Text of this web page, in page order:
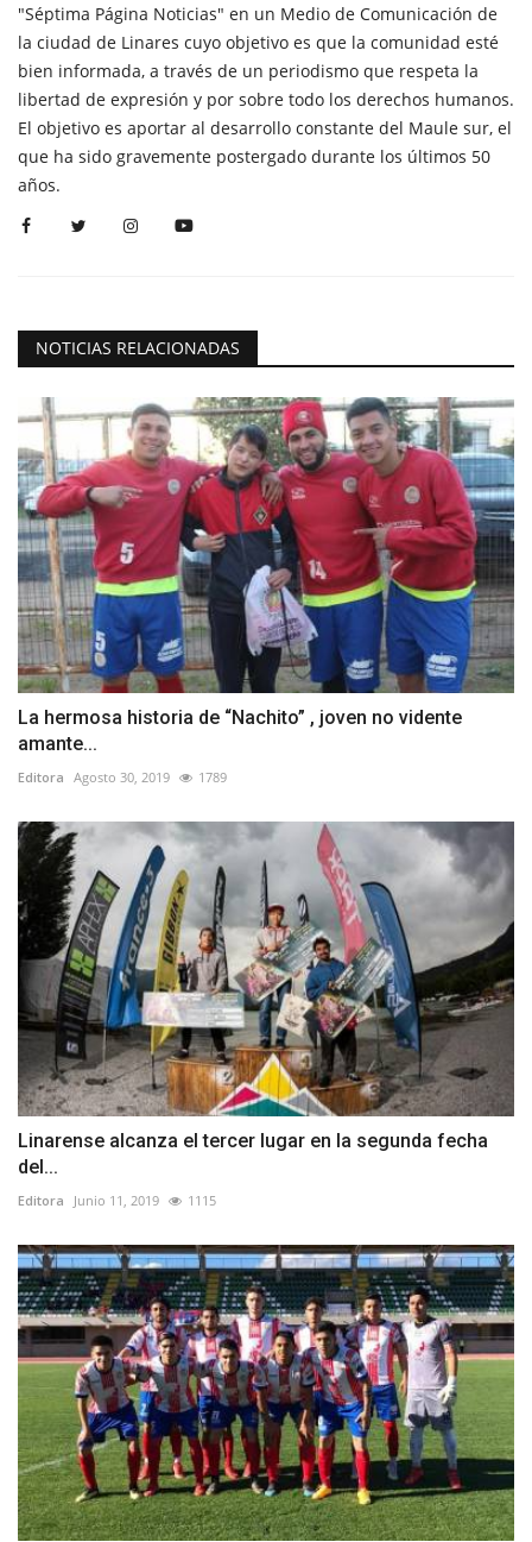
"Séptima Página Noticias" en un Medio de Comunicación de
la ciudad de Linares cuyo objetivo es que la comunidad esté
bien informada, a través de un periodismo que respeta la
libertad de expresión y por sobre todo los derechos humanos.
El objetivo es aportar al desarrollo constante del Maule sur, el
que ha sido gravemente postergado durante los últimos 50
años.
NOTICIAS RELACIONADAS
La hermosa historia de “Nachito” , joven no vidente
amante...
Editora Agosto 30, 2019 1789
Linarense alcanza el tercer lugar en la segunda fecha
del...
Editora Junio 11, 2019 1115